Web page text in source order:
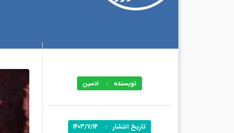
نویسنده :ادمین
تاریخ انتشار:۱۴۰۳/۷/۱۴